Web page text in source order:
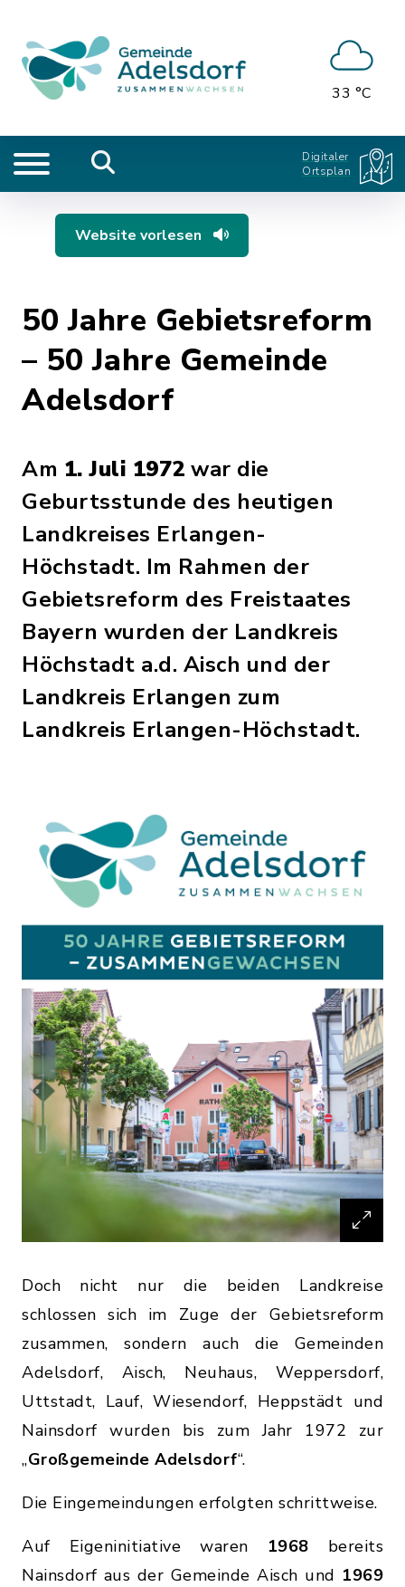
33 °C
Digitaler
Ortsplan
Website vorlesen
50 Jahre Gebietsreform
– 50 Jahre Gemeinde
Adelsdorf
Am 1. Juli 1972 war die
Geburtsstunde des heutigen
Landkreises Erlangen-
Höchstadt. Im Rahmen der
Gebietsreform des Freistaates
Bayern wurden der Landkreis
Höchstadt a.d. Aisch und der
Landkreis Erlangen zum
Landkreis Erlangen-Höchstadt.
Doch nicht nur die beiden Landkreise
schlossen sich im Zuge der Gebietsreform
zusammen, sondern auch die Gemeinden
Adelsdorf, Aisch, Neuhaus, Weppersdorf,
Uttstadt, Lauf, Wiesendorf, Heppstädt und
Nainsdorf wurden bis zum Jahr 1972 zur
„Großgemeinde Adelsdorf“.
Die Eingemeindungen erfolgten schrittweise.
Auf Eigeninitiative waren
1968 bereits
Nainsdorf aus der Gemeinde Aisch und 1969